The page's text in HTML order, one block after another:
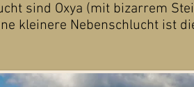
sind Oxya (mit bizarrem
kleinere Nebenschlucht ist